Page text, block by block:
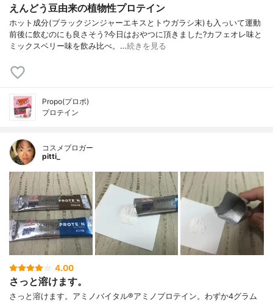
えんどう豆由来の植物性プロテイン
ホット成分(ブラックジンジャーエキスとトウガラシ末)も入っいて運動
前後に飲むのにも良さそう?今日はおやつに頂きました?カフェオレ味と
ミックスベリー味を飲み比べ。…続きを見る
Propo(プロポ)
プロテイン
コスメブロガー
pitti_
4.00
さっと溶けます。
さっと溶けます。アミノバイタル®︎アミノプロテイン。わずか4グラム